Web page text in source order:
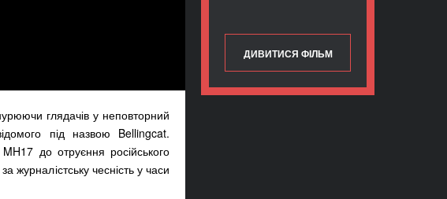
глядачів у неповторний
під назвою Bellingcat.
до отруєння російського
журналістську чесність у часи
ДИВИТИСЯ ФІЛЬМ